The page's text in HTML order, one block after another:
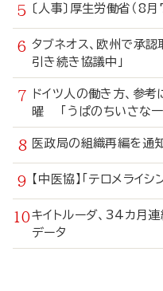
〔人事〕厚生労働省（
タブネオス、欧州で承
引き続き協議中」
ドイツ人の働き方、
曜 「うぱのちいさな一
医政局の組織再編を
【中医協】「テロメラ
キイトルーダ、34カ月
データ